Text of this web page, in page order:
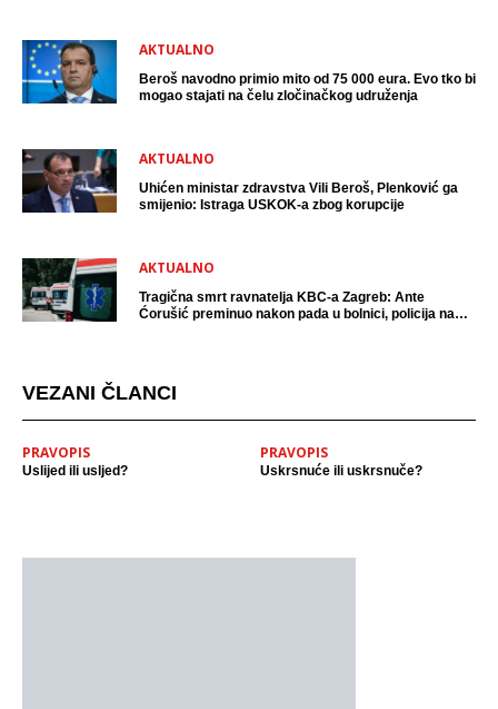
AKTUALNO
Beroš navodno primio mito od 75 000 eura. Evo tko bi
mogao stajati na čelu zločinačkog udruženja
AKTUALNO
Uhićen ministar zdravstva Vili Beroš, Plenković ga
smijenio: Istraga USKOK-a zbog korupcije
AKTUALNO
Tragična smrt ravnatelja KBC-a Zagreb: Ante
Ćorušić preminuo nakon pada u bolnici, policija na
VEZANI ČLANCI
PRAVOPIS
Uslijed ili usljed?
PRAVOPIS
Uskrsnuće ili uskrsnuče?